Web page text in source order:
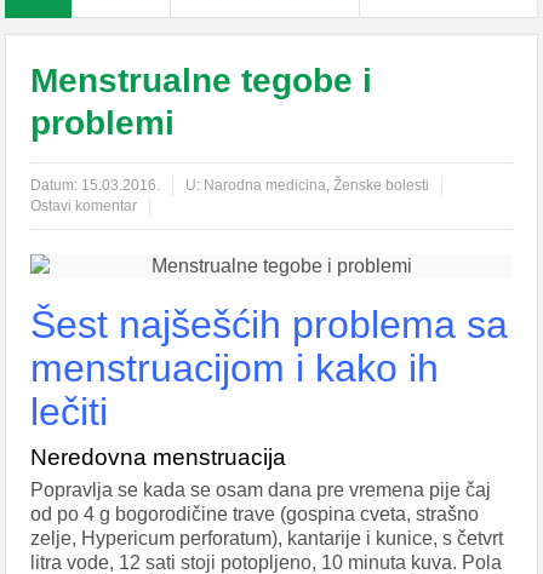
Menstrualne tegobe i
problemi
Datum: 15.03.2016. U: Narodna medicina,Ženske bolesti
Ostavi komentar
Šest najšešćih problema sa
menstruacijom i kako ih
lečiti
Neredovna menstruacija
Popravlja se kada se osam dana pre vremena pije čaj
od po 4 g bogorodičine trave (gospina cveta, strašno
zelje, Hypericum perforatum), kantarije i kunice, s četvrt
litra vode, 12 sati stoji potopljeno, 10 minuta kuva. Pola